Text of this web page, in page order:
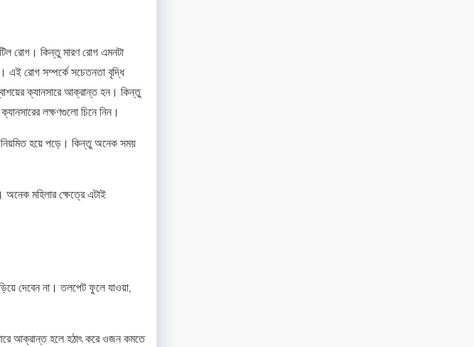
রোগ। কিন্তু মারণ রোগ এমনটা
এই রোগ সম্পর্কে সচেতনতা বৃদ্ধি
ক্যানসারে আক্রান্ত হন। কিন্তু
লক্ষণগুলো চিনে নিন।
হয়ে পড়ে। কিন্তু অনেক সময়
মহিলার ক্ষেত্রে এটাই
দেবেন না। তলপেট ফুলে যাওয়া,
আক্রান্ত হলে হঠাৎ করে ওজন কমতে